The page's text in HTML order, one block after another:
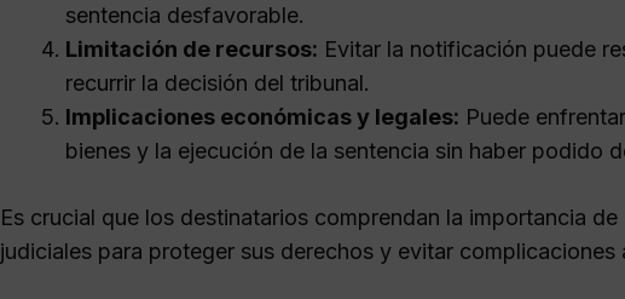
sentencia desfavorable.
Limitación de recursos: Evitar la notificación puede
recurrir la decisión del tribunal.
Implicaciones económicas y legales: Puede
bienes y la ejecución de la sentencia sin haber podido
Es crucial que los destinatarios comprendan la importancia
judiciales para proteger sus derechos y evitar complicaciones